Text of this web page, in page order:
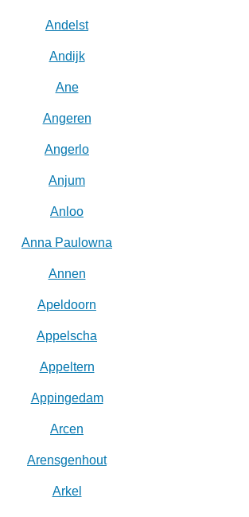
Andelst
Andijk
Ane
Angeren
Angerlo
Anjum
Anloo
Anna Paulowna
Annen
Apeldoorn
Appelscha
Appeltern
Appingedam
Arcen
Arensgenhout
Arkel